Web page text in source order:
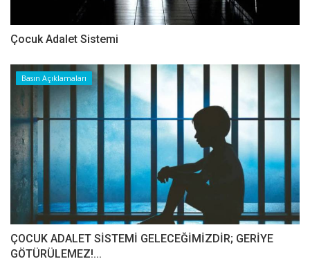
Çocuk Adalet Sistemi
Basın Açıklamaları
ÇOCUK ADALET SİSTEMİ GELECEĞİMİZDİR; GERİYE
GÖTÜRÜLEMEZ!...